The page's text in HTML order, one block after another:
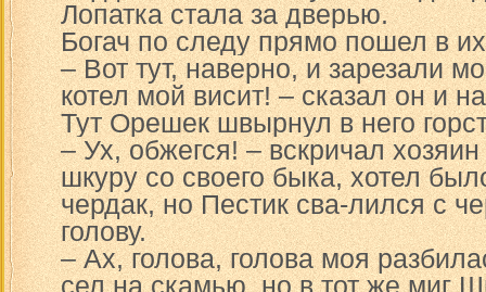
Лопатка стала за дверью.
Богач по следу прямо пошел в
– Вот тут, наверно, и зарезали
котел мой висит! – сказал он и
Тут Орешек швырнул в него
– Ух, обжегся! – вскричал
шкуру со своего быка, хотел
чердак, но Пестик сва-лился с
голову.
– Ах, голова, голова моя
сел на скамью, но в тот же миг